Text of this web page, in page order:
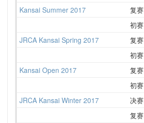
Kansai Summer 2017
复赛
初赛
JRCA Kansai Spring 2017
复赛
初赛
Kansai Open 2017
复赛
初赛
JRCA Kansai Winter 2017
决赛
复赛